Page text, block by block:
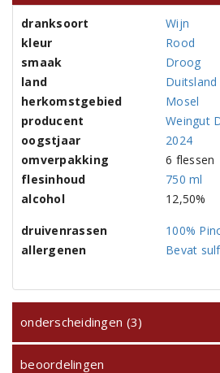
dranksoort
Wijn
kleur
Rood
smaak
Droog
land
Duitsland
herkomstgebied
Mosel
producent
Weingut
oogstjaar
2024
omverpakking
6 flessen
flesinhoud
750 ml
alcohol
12,50%
druivenrassen
100%
allergenen
Bevat
onderscheidingen (3)
beoordelingen